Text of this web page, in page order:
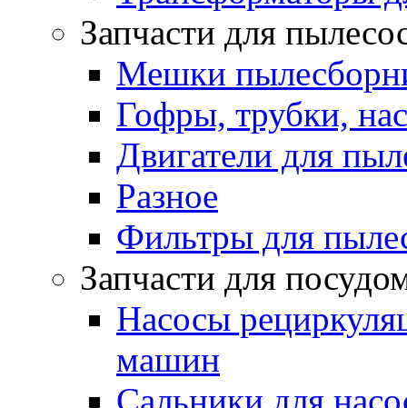
Запчасти для
Мешки
Гофры, трубки,
Двигатели для
Разное
Фильтры для
Запчасти для
Насосы
машин